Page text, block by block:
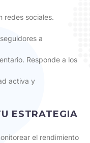
redes sociales.
a
Responde a los
activa y
ESTRATEGIA
el rendimiento